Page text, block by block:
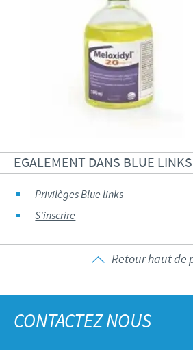
EGALEMENT DANS BLUE LINKS
Privilèges Blue links
S'inscrire
Retour haut de
CONTACTEZ NOUS